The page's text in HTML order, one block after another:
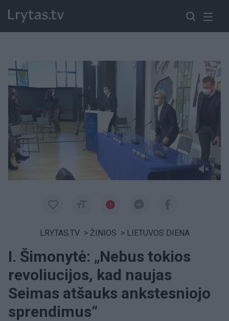
Paremkite Ukrainą
LRYTAS.TV > ŽINIOS > LIETUVOS DIENA
I. Šimonytė: „Nebus tokios
revoliucijos, kad naujas
Seimas atšauks ankstesniojo
sprendimus“